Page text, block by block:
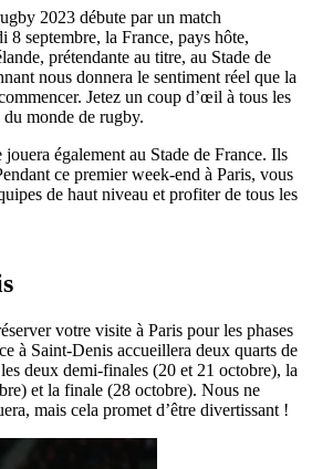
2023 débute par un match
8 septembre, la France, pays hôte,
prétendante au titre, au Stade de
nous donnera le sentiment réel que la
Jetez un coup d’œil à tous les
monde de rugby.
également au Stade de France. Ils
ce premier week-end à Paris, vous
de haut niveau et profiter de tous les
votre visite à Paris pour les phases
à Saint-Denis accueillera deux quarts de
deux demi-finales (20 et 21 octobre), la
et la finale (28 octobre). Nous ne
mais cela promet d’être divertissant !